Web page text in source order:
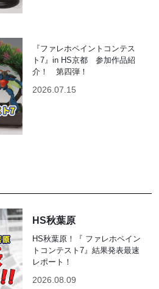
『ファレホペイントコンテス
ト7』in HS京都 参加作品紹
介！ 第四弾！
2026.07.15
HS秋葉原
HS秋葉原！『 ファレホペイン
トコンテスト7』結果発表最速
レポート！
2026.08.09